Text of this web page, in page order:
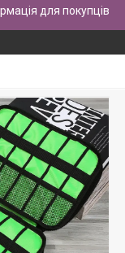
для покупців